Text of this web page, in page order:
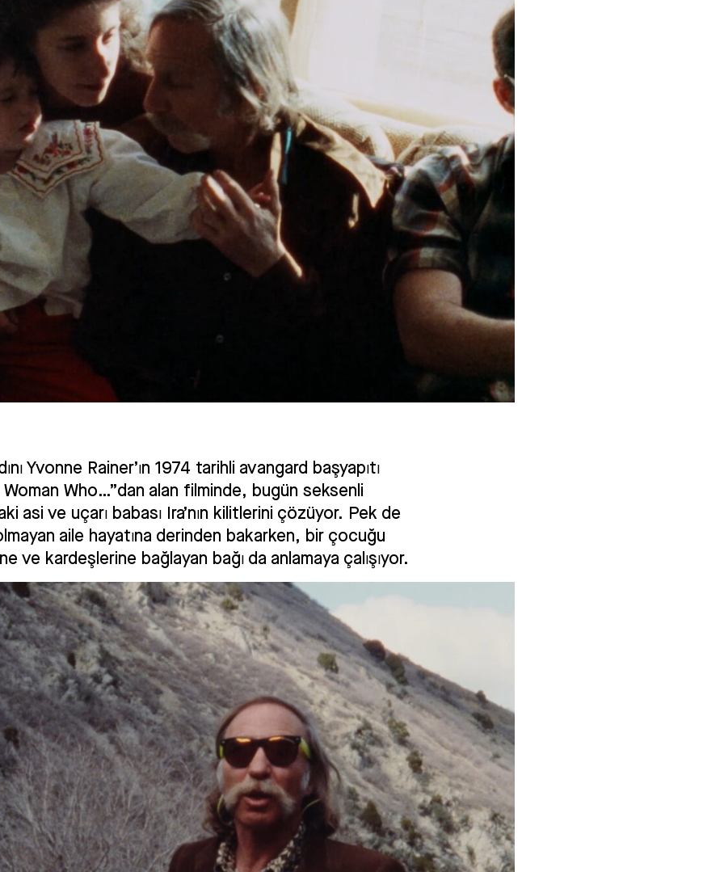
Yvonne Rainer’ın 1974 tarihli avangard başyapıtı
Who…”dan alan filminde, bugün seksenli
asi ve uçarı babası Ira’nın kilitlerini çözüyor. Pek de
aile hayatına derinden bakarken, bir çocuğu
ve kardeşlerine bağlayan bağı da anlamaya çalışıyor.